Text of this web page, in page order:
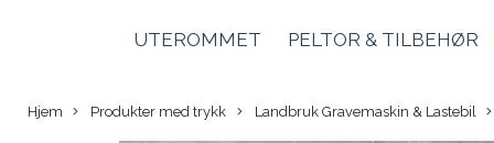
UTEROMMET PELTOR & TILBEHØR
Hjem Produkter med trykk Landbruk Gravemaskin & Lastebil